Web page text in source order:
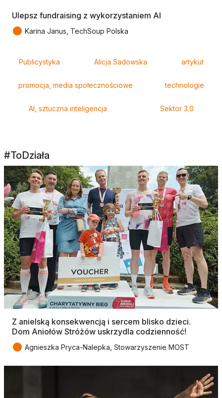
Ulepsz fundraising z wykorzystaniem AI
● Karina Janus, TechSoup Polska
Publicystyka Alicja Sadowska artykuł
promocja, media społecznościowe technologie
AI, sztuczna inteligencja Sektor 3.0
#ToDziała
Z anielską konsekwencją i sercem blisko dzieci.
Dom Aniołów Stróżów uskrzydla codzienność!
● Agnieszka Pryca-Nalepka, Stowarzyszenie MOST